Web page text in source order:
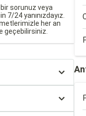
sorunuz veya
7/24 yanınızdayız.
her an
geçebilirsiniz.